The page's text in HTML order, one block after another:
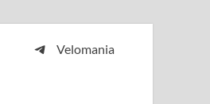
Velomania